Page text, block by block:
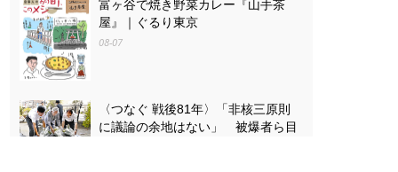
富ヶ谷で焼き野菜カレー『山手茶
屋』｜ぐるり東京
08-07
〈つなぐ 戦後81年〉「非核三原則
に議論の余地はない」 被爆者ら目